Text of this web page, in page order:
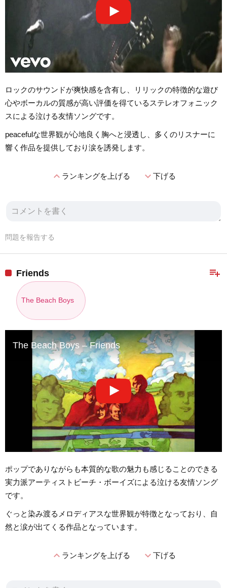
ロックのサウンドが爽快感を含有し、リリックの特徴的な遊び
心やボーカルの質感が高い評価を得ているステレオフォニック
スによる泣ける友情ソングです。
peacefulな世界観が心地良く胸へと浸透し、多くのリスナーに
響く作品を提供しており涙を誘発します。
expand_lessランキングを上げる expand_more下げる
問題を報告する
playlist_add
Friends
The Beach Boys
The Beach Boys – Friends
ポップでありながらも本質的な歌の魅力も感じることのできる
実力派アーティストビーチ・ボーイズによる泣ける友情ソング
です。
ぐっと染み渡るメロディアスな世界観が特徴となっており、自
然と涙が出てくる作品となっています。
expand_lessランキングを上げる expand_more下げる